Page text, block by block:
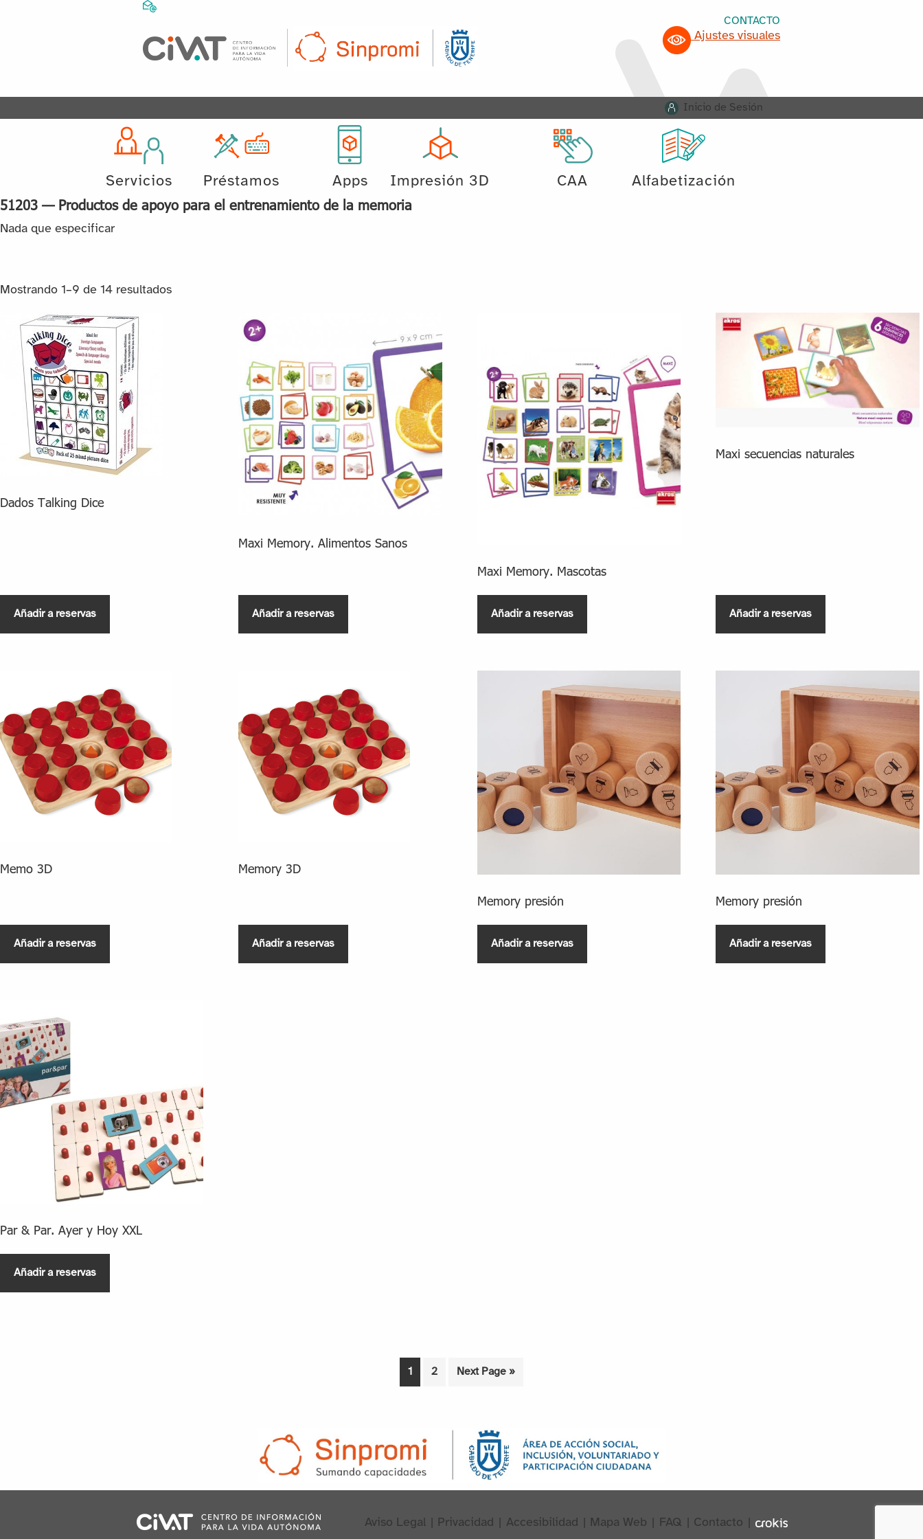
CONTACTO
Ajustes visuales
Inicio de Sesión
Servicios Préstamos Apps Impresión 3D CAA Alfabetización
51203 — Productos de apoyo para el entrenamiento de la memoria
Nada que especificar
Mostrando 1–9 de 14 resultados
Dados Talking Dice
Añadir a reservas
Maxi Memory. Alimentos Sanos
Añadir a reservas
Maxi Memory. Mascotas
Añadir a reservas
Maxi secuencias naturales
Añadir a reservas
Memo 3D
Añadir a reservas
Memory 3D
Añadir a reservas
Memory presión
Añadir a reservas
Memory presión
Añadir a reservas
Par & Par. Ayer y Hoy XXL
Añadir a reservas
1 2 Next Page »
Aviso Legal Privacidad Accesibilidad Mapa Web FAQ Contacto